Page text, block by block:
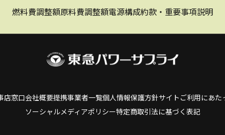
燃料費調整額原料費調整額電源構成約款・重要事項説明
店窓口会社概要提携事業者一覧個人情報保護方針サイトご利用にあた
ソーシャルメディアポリシー特定商取引法に基づく表記